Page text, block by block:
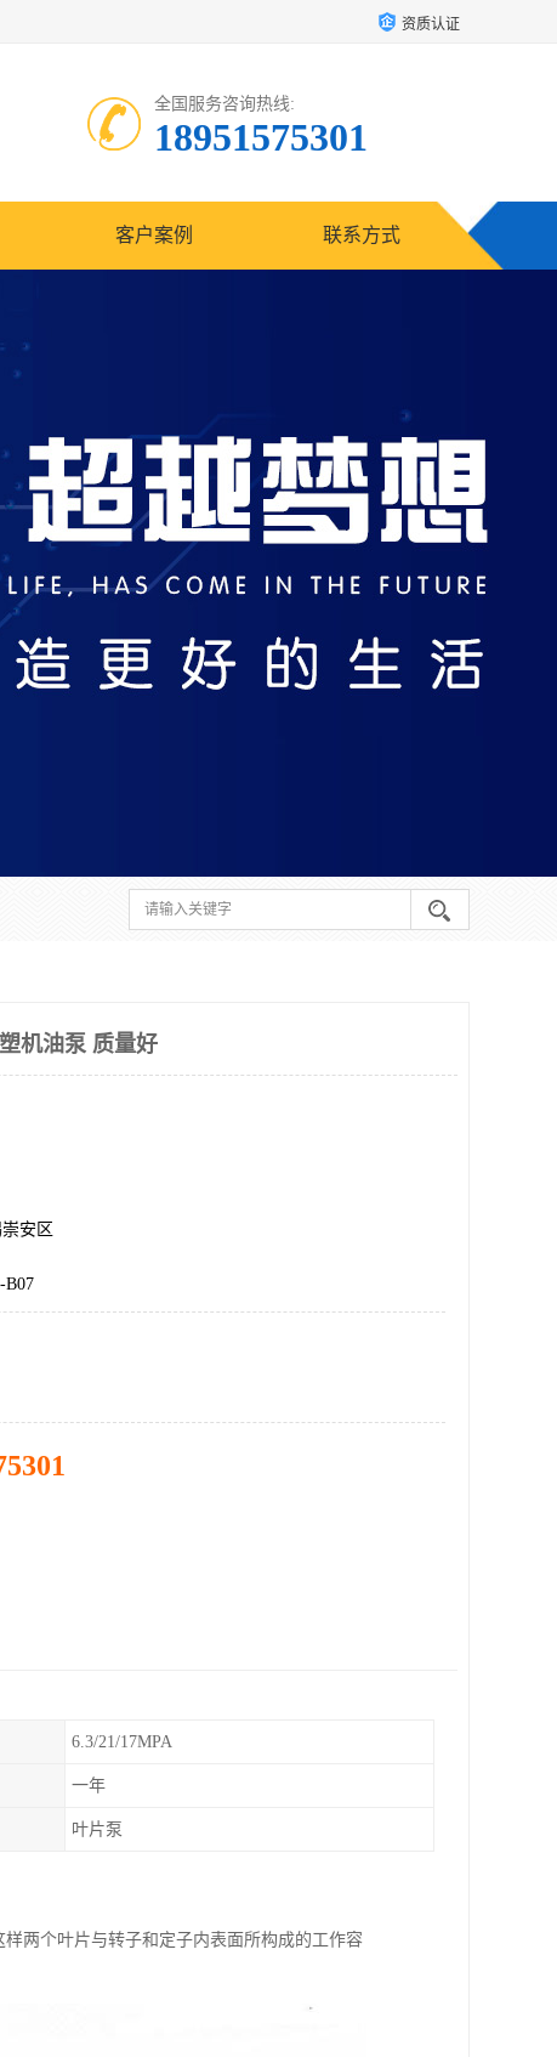
资质认证
全国服务咨询热线:
18951575301
客户案例 联系方式
机油泵 质量好
安区
B07
6.3/21/17MPA
一年
叶片泵
两个叶片与转子和定子内表面所构成的工作容